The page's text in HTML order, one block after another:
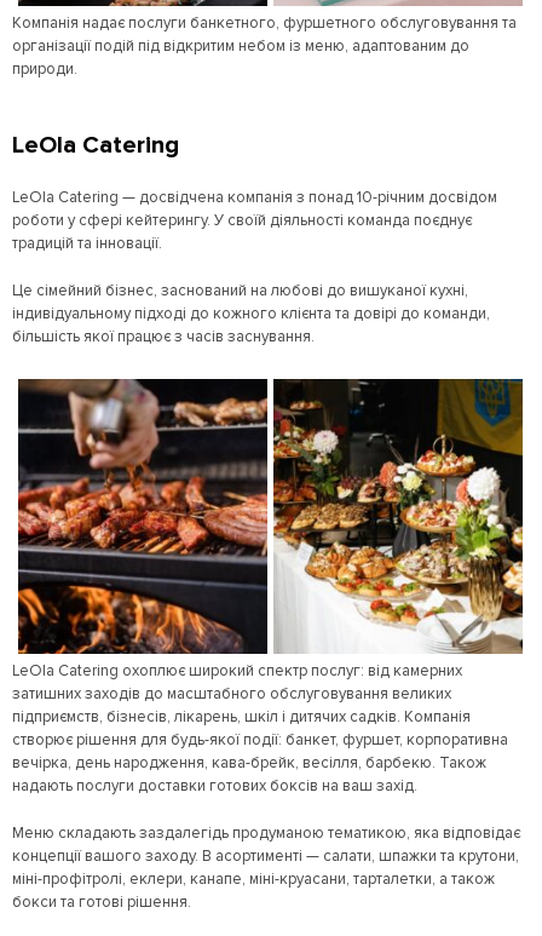
Компанія надає послуги банкетного, фуршетного обслуговування та
організації подій під відкритим небом із меню, адаптованим до
природи.
LeОla Catering
LeОla Catering — досвідчена компанія з понад 10-річним досвідом
роботи у сфері кейтерингу. У своїй діяльності команда поєднує
традицій та інновації.
Це сімейний бізнес, заснований на любові до вишуканої кухні,
індивідуальному підході до кожного клієнта та довірі до команди,
більшість якої працює з часів заснування.
LeОla Catering охоплює широкий спектр послуг: від камерних
затишних заходів до масштабного обслуговування великих
підприємств, бізнесів, лікарень, шкіл і дитячих садків. Компанія
створює рішення для будь-якої події: банкет, фуршет, корпоративна
вечірка, день народження, кава-брейк, весілля, барбекю. Також
надають послуги доставки готових боксів на ваш захід.
Меню складають заздалегідь продуманою тематикою, яка відповідає
концепції вашого заходу. В асортименті — салати, шпажки та крутони,
міні-профітролі, еклери, канапе, міні-круасани, тарталетки, а також
бокси та готові рішення.